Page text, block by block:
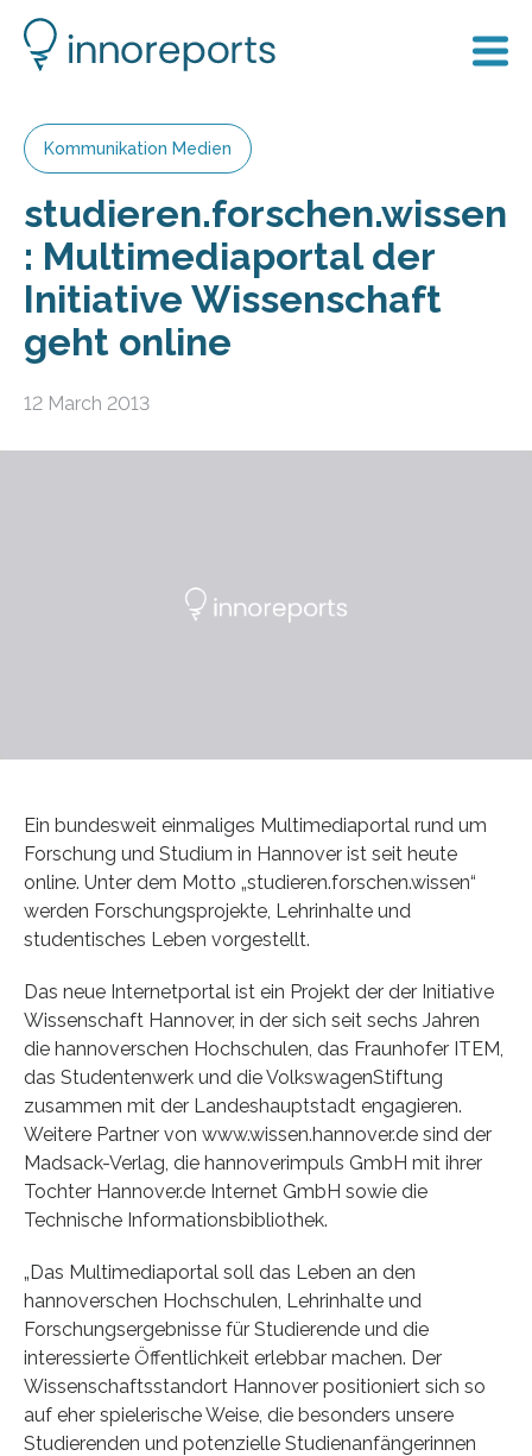
Kommunikation Medien
studieren.forschen.wissen
: Multimediaportal der
Initiative Wissenschaft
geht online
12 March 2013
Ein bundesweit einmaliges Multimediaportal rund um
Forschung und Studium in Hannover ist seit heute
online. Unter dem Motto „studieren.forschen.wissen“
werden Forschungsprojekte, Lehrinhalte und
studentisches Leben vorgestellt.
Das neue Internetportal ist ein Projekt der der Initiative
Wissenschaft Hannover, in der sich seit sechs Jahren
die hannoverschen Hochschulen, das Fraunhofer ITEM,
das Studentenwerk und die VolkswagenStiftung
zusammen mit der Landeshauptstadt engagieren.
Weitere Partner von www.wissen.hannover.de sind der
Madsack-Verlag, die hannoverimpuls GmbH mit ihrer
Tochter Hannover.de Internet GmbH sowie die
Technische Informationsbibliothek.
„Das Multimediaportal soll das Leben an den
hannoverschen Hochschulen, Lehrinhalte und
Forschungsergebnisse für Studierende und die
interessierte Öffentlichkeit erlebbar machen. Der
Wissenschaftsstandort Hannover positioniert sich so
auf eher spielerische Weise, die besonders unsere
Studierenden und potenzielle Studienanfängerinnen